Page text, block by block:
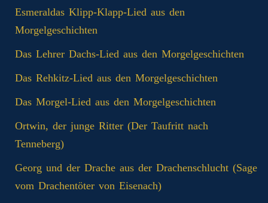
Esmeraldas Klipp‑Klapp‑Lied aus den
Morgelgeschichten
Das Lehrer Dachs-Lied aus den Morgelgeschichten
Das Rehkitz-Lied aus den Morgelgeschichten
Das Morgel-Lied aus den Morgelgeschichten
Ortwin, der junge Ritter (Der Taufritt nach
Tenneberg)
Georg und der Drache aus der Drachenschlucht (Sage
vom Drachentöter von Eisenach)